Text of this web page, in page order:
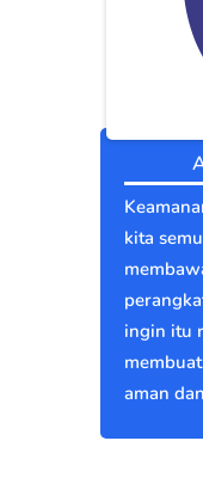
kita
ingin itu
aman